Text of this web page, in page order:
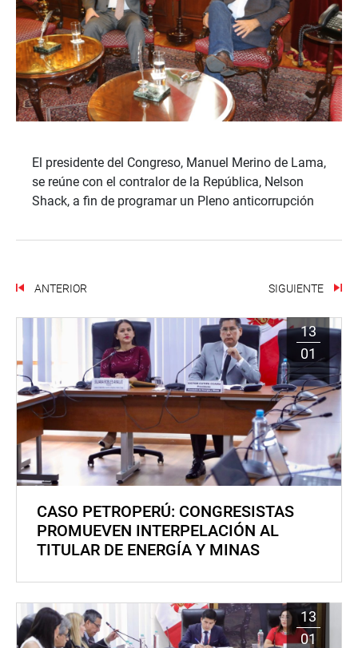
El presidente del Congreso, Manuel Merino de Lama,
se reúne con el contralor de la República, Nelson
Shack, a fin de programar un Pleno anticorrupción
ANTERIOR SIGUIENTE
13
01
CASO PETROPERÚ: CONGRESISTAS
PROMUEVEN INTERPELACIÓN AL
TITULAR DE ENERGÍA Y MINAS
13
01